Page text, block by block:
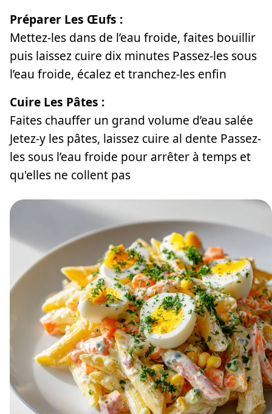
Préparer Les Œufs :
Mettez-les dans de l’eau froide, faites bouillir
puis laissez cuire dix minutes Passez-les sous
l’eau froide, écalez et tranchez-les enfin
Cuire Les Pâtes :
Faites chauffer un grand volume d’eau salée
Jetez-y les pâtes, laissez cuire al dente Passez-
les sous l’eau froide pour arrêter à temps et
qu'elles ne collent pas